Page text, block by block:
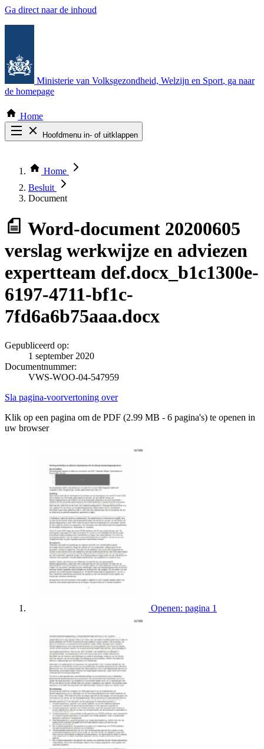
Ga direct naar de inhoud
Ministerie van Volksgezondheid, Welzijn en Sport, ga naar
de homepage
Home
Hoofdmenu in- of uitklappen
Thema COVID-19
Bekijk per bestuursorgaan
Home
Besluit
Document
Word-document 20200605
verslag werkwijze en adviezen
expertteam def.docx_b1c1300e-
6197-4711-bf1c-
7fd6a6b75aaa.docx
Gepubliceerd op:
1 september 2020
Documentnummer:
VWS-WOO-04-547959
Sla pagina-voorvertoning over
Klik op een pagina om de PDF (2.99 MB - 6 pagina's) te openen in
uw browser
Openen: pagina 1